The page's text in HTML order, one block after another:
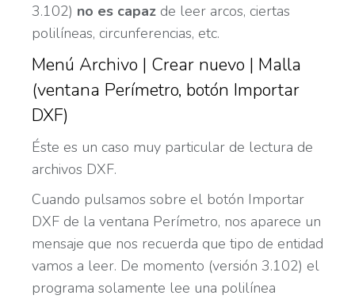
3.102) no es capaz de leer arcos, ciertas
polilíneas, circunferencias, etc.
Menú Archivo | Crear nuevo | Malla
(ventana Perímetro, botón Importar
DXF)
Éste es un caso muy particular de lectura de
archivos DXF.
Cuando pulsamos sobre el botón Importar
DXF de la ventana Perímetro, nos aparece un
mensaje que nos recuerda que tipo de entidad
vamos a leer. De momento (versión 3.102) el
programa solamente lee una polilínea